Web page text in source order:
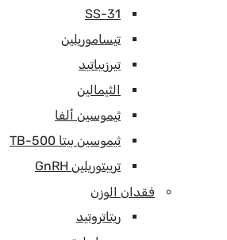
SS-31
تيساموريلين
تيرزيباتيد
الثيمالين
ثيموسين ألفا
ثيموسين بيتا TB-500
تريبتوريلين GnRH
فقدان الوزن
ريتاتروتيد